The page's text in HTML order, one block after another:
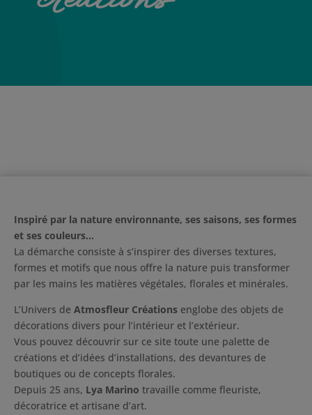
Inspiré par la nature environnante, ses saisons, ses formes
et ses couleurs…
La démarche consiste à s’inspirer des diverses textures,
formes et motifs que nous offre la nature puis transformer
par les mains les matières végétales, florales et minérales.
L’Univers de Atmosfleur Créations englobe des objets de
décorations divers pour l’intérieur et l’extérieur.
Vous pouvez découvrir sur ce site toute une palette de
créations et d’idées d’installations, des devantures de
boutiques ou de concepts florales.
Depuis 25 ans, Lya Marino travaille comme fleuriste,
décoratrice et artisane d’art.